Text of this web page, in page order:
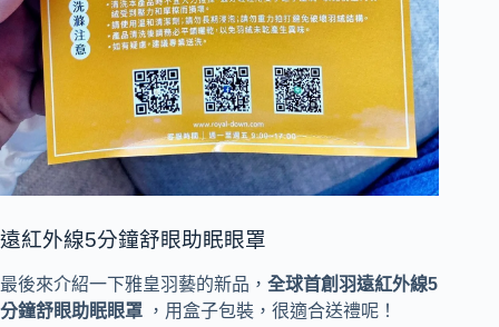
遠紅外線5分鐘舒眼助眠眼罩
最後來介紹一下雅皇羽藝的新品， 全球首創羽遠紅外線5
分鐘舒眼助眠眼罩 ，用盒子包裝，很適合送禮呢！